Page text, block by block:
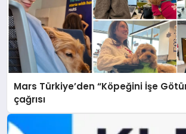
Mars Türkiye’den “Köpeğini İşe
çağrısı